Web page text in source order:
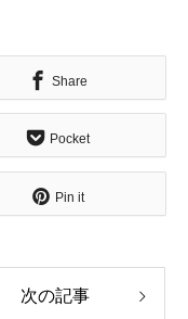
Share
Pocket
Pin it
次の記事